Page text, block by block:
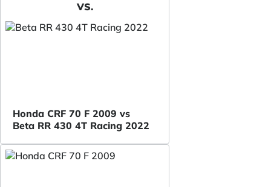
VS.
Honda CRF 70 F 2009 vs
Beta RR 430 4T Racing 2022